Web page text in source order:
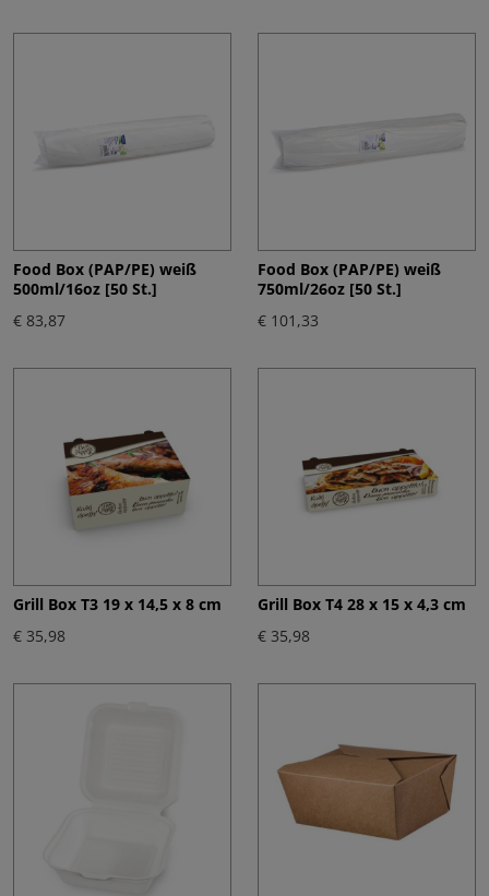
Food Box (PAP/PE) weiß
500ml/16oz [50 St.]
€ 83,87
Food Box (PAP/PE) weiß
750ml/26oz [50 St.]
€ 101,33
Grill Box T3 19 x 14,5 x 8 cm
€ 35,98
Grill Box T4 28 x 15 x 4,3 cm
€ 35,98